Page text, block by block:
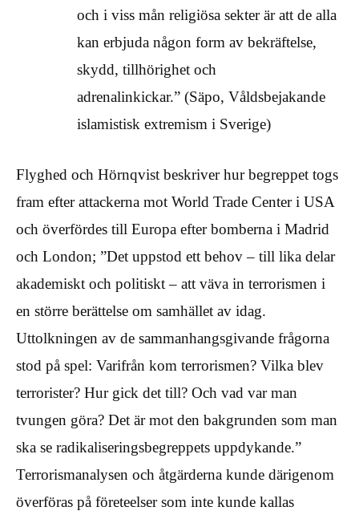
och i viss mån religiösa sekter är att de alla
kan erbjuda någon form av bekräftelse,
skydd, tillhörighet och
adrenalinkickar.” (Säpo, Våldsbejakande
islamistisk extremism i Sverige)
Flyghed och Hörnqvist beskriver hur begreppet togs
fram efter attackerna mot World Trade Center i USA
och överfördes till Europa efter bomberna i Madrid
och London; ”Det uppstod ett behov – till lika delar
akademiskt och politiskt – att väva in terrorismen i
en större berättelse om samhället av idag.
Uttolkningen av de sammanhangsgivande frågorna
stod på spel: Varifrån kom terrorismen? Vilka blev
terrorister? Hur gick det till? Och vad var man
tvungen göra? Det är mot den bakgrunden som man
ska se radikaliseringsbegreppets uppdykande.”
Terrorismanalysen och åtgärderna kunde därigenom
överföras på företeelser som inte kunde kallas